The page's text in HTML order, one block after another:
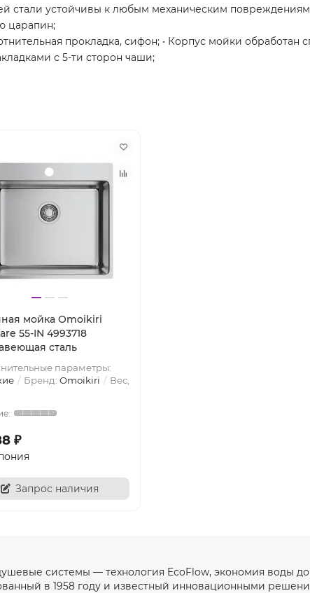
стали устойчивы к любым механическим
царапин;
прокладка, сифон; • Корпус мойки
с 5-ти сторон чаши;
мойка Omoikiri
55-IN 4993718
сталь
параметры:
Бренд: Omoikiri
Вес,
₽
Запрос наличия
системы — технология EcoFlow, экономия воды
в 1958 году и известный инновационными